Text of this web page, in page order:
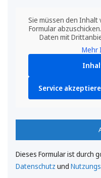
Sie müssen den Inhalt
Formular
Daten mit
Mehr
Service
Dieses Formular ist durch
Datenschutz und